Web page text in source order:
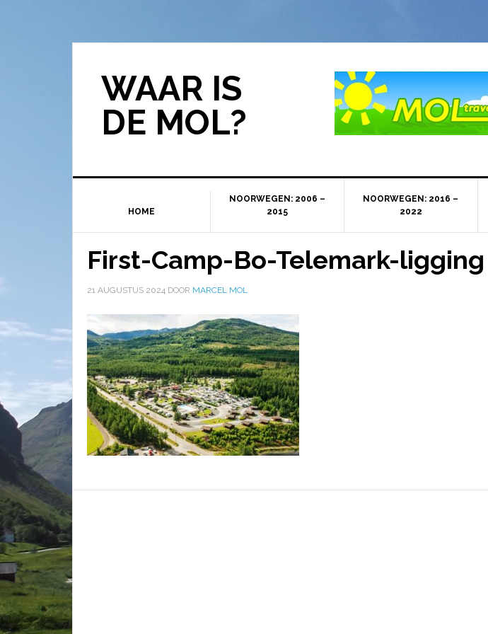
WAAR IS
DE MOL?
HOME
NOORWEGEN: 2006 –
2015
NOORWEGEN: 2016 –
2022
First-Camp-Bo-Telemark-ligging
21 AUGUSTUS 2024 DOOR MARCEL MOL